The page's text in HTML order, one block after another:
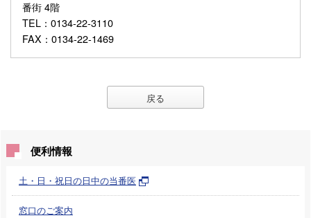
番街 4階
TEL ：0134-22-3110
FAX ：0134-22-1469
戻る
便利情報
土・日・祝日の日中の当番医
窓口のご案内